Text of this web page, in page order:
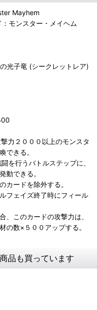
Mayhem
モンスター・メイヘム
光子竜 (シークレットレア)
力２０００以上のモンスタ
できる。
を行うバトルステップに、
動できる。
カードを除外する。
フェイズ終了時にフィール
、このカードの攻撃力は、
の数×５００アップする。
品も買っています